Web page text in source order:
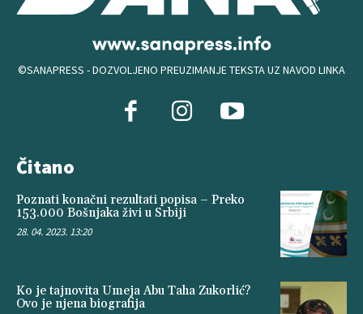
©SANAPRESS - DOZVOLJENO PREUZIMANJE TEKSTA UZ NAVOD LINKA
Čitano
Poznati konačni rezultati popisa – Preko
153.000 Bošnjaka živi u Srbiji
28. 04. 2023. 13:20
Ko je tajnovita Umeja Abu Taha Zukorlić?
Ovo je njena biografija